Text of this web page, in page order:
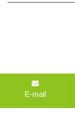
Copyright ©
AND EXPORT
zastrzeżoneMapa
E-mail